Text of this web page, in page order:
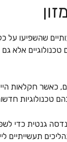
שהשפיעו
אלא
חקלאות
טכנולוגיות
גנטית כדי
תעשייתיים